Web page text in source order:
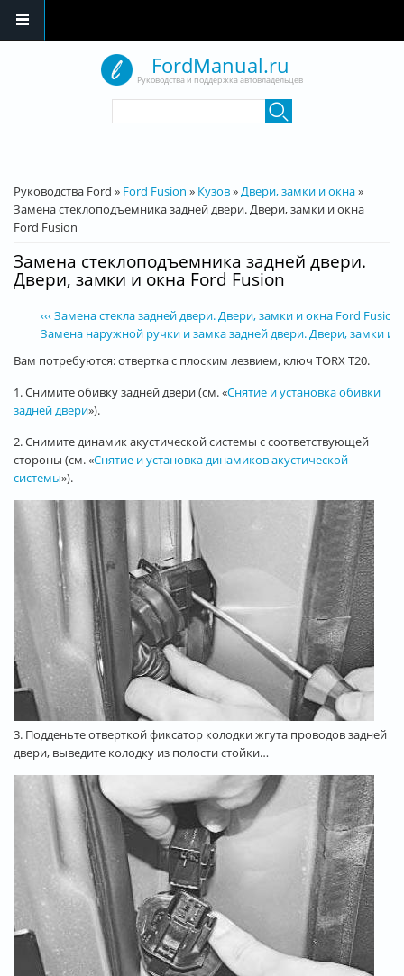
FordManual.ru
Руководства и поддержка автовладельцев
Вы здесь
Руководства Ford » Ford Fusion » Кузов»Двери, замки и окна»
Замена стеклоподъемника задней двери. Двери, замки и окна
Ford Fusion
Замена стеклоподъемника задней двери.
Двери, замки и окна Ford Fusion
‹‹‹ Замена стекла задней двери. Двери, замки и окна Ford Fusion
Замена наружной ручки и замка задней двери. Двери, замки и
Вам потребуются: отвертка с плоским лезвием, ключ TORX T20.
1. Снимите обивку задней двери (см. «Снятие и установка обивки
задней двери»).
2. Снимите динамик акустической системы с соответствующей
стороны (см. «Снятие и установка динамиков акустической
системы»).
3. Подденьте отверткой фиксатор колодки жгута проводов задней
двери, выведите колодку из полости стойки…